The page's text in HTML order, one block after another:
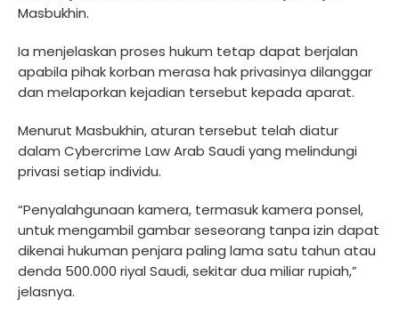
Masbukhin.
Ia menjelaskan proses hukum tetap dapat berjalan
apabila pihak korban merasa hak privasinya dilanggar
dan melaporkan kejadian tersebut kepada aparat.
Menurut Masbukhin, aturan tersebut telah diatur
dalam Cybercrime Law Arab Saudi yang melindungi
privasi setiap individu.
“Penyalahgunaan kamera, termasuk kamera ponsel,
untuk mengambil gambar seseorang tanpa izin dapat
dikenai hukuman penjara paling lama satu tahun atau
denda 500.000 riyal Saudi, sekitar dua miliar rupiah,”
jelasnya.